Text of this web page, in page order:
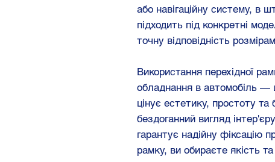
або навігаційну систему, в
підходить під конкретні
точну відповідність
Використання перехідної
обладнання в автомобіль —
цінує естетику, простоту
бездоганний вигляд
гарантує надійну фіксацію
рамку, ви обираєте якість